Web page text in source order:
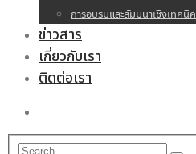
การอบรมและสัมมนาเชิงเทคนิค
ข่าวสาร
เกี่ยวกับเรา
ติดต่อเรา